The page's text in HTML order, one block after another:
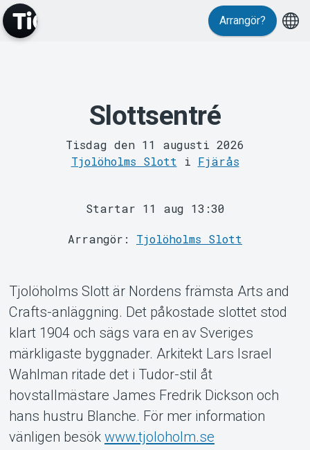
MyTickster
Om Tickster
Arrangör?
Slottsentré
Tisdag den 11 augusti 2026
Tjolöholms Slott i Fjärås
Startar 11 aug 13:30
Arrangör: Tjolöholms Slott
Tjolöholms Slott är Nordens främsta Arts and
Crafts-anläggning. Det påkostade slottet stod
klart 1904 och sägs vara en av Sveriges
märkligaste byggnader. Arkitekt Lars Israel
Wahlman ritade det i Tudor-stil åt
hovstallmästare James Fredrik Dickson och
hans hustru Blanche. För mer information
vänligen besök www.tjoloholm.se